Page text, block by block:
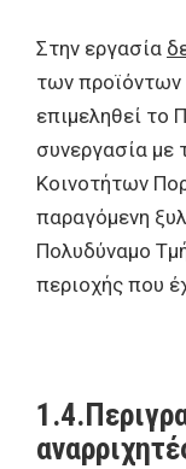
Στην εργασία
των προϊόντων
επιμεληθεί το
συνεργασία με
Κοινοτήτων
παραγόμενη
Πολυδύναμο
περιοχής που